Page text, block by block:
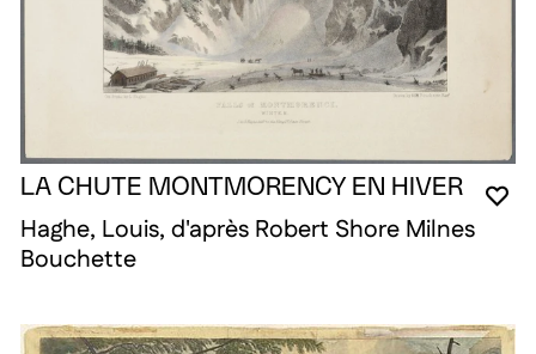
LA CHUTE MONTMORENCY EN HIVER
Haghe, Louis, d'après Robert Shore Milnes
Bouchette